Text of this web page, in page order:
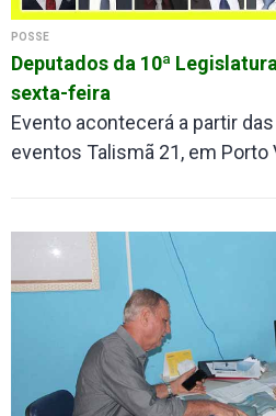
POSSE
Deputados da 10ª
sexta-feira
Evento acontecerá a partir
eventos Talismã 21, em Porto